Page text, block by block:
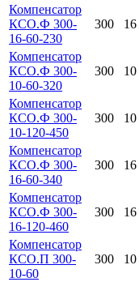
Компенсатор
КСО.Ф 300-
16-60-230
300 16
Компенсатор
КСО.Ф 300-
10-60-320
300 10
Компенсатор
КСО.Ф 300-
10-120-450
300 10
Компенсатор
КСО.Ф 300-
16-60-340
300 16
Компенсатор
КСО.Ф 300-
16-120-460
300 16
Компенсатор
КСО.П 300-
10-60
300 10